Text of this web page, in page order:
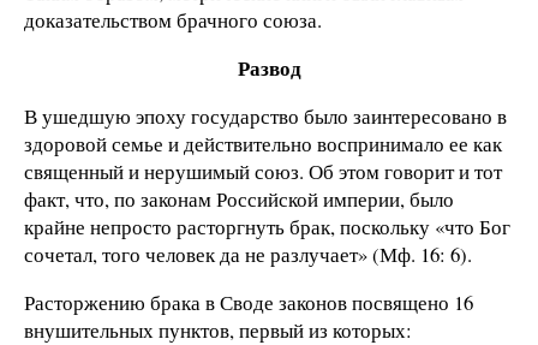
доказательством брачного союза.
Развод
В ушедшую эпоху государство было заинтересовано в
здоровой семье и действительно воспринимало ее как
священный и нерушимый союз. Об этом говорит и тот
факт, что, по законам Российской империи, было
крайне непросто расторгнуть брак, поскольку «что Бог
сочетал, того человек да не разлучает» (Мф. 16: 6).
Расторжению брака в Своде законов посвящено 16
внушительных пунктов, первый из которых: